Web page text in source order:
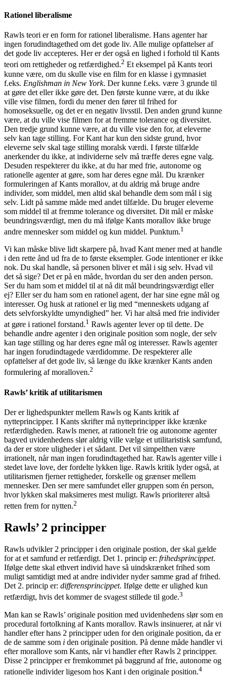
Rationel liberalisme
Rawls teori er en form for rationel liberalisme. Hans agenter har
ingen forudindtagethed om det gode liv. Alle mulige opfattelser af
det gode liv accepteres. Her er der også en lighed i forhold til Kants
teori om rettigheder og retfærdighed.2 Et eksempel på Kants teori
kunne være, om du skulle vise en film for en klasse i gymnasiet
f.eks. Englishman in New York. Der kunne f.eks. være 3 grunde til
at gøre det eller ikke gøre det. Den første kunne være, at du ikke
ville vise filmen, fordi du mener den fører til frihed for
homoseksuelle, og det er en negativ livsstil. Den anden grund kunne
være, at du ville vise filmen for at fremme tolerance og diversitet.
Den tredje grund kunne være, at du ville vise den for, at eleverne
selv kan tage stilling. For Kant har kun den sidste grund, hvor
eleverne selv skal tage stilling moralsk værdi. I første tilfælde
anerkender du ikke, at individerne selv må træffe deres egne valg.
Desuden respekterer du ikke, at du har med frie, autonome og
rationelle agenter at gøre, som har deres egne mål. Du krænker
formuleringen af Kants morallov, at du aldrig må bruge andre
individer, som middel, men altid skal behandle dem som mål i sig
selv. Lidt på samme måde med andet tilfælde. Du bruger eleverne
som middel til at fremme tolerance og diversitet. Dit mål er måske
beundringsværdigt, men du må ifølge Kants morallov ikke bruge
andre mennesker som middel og kun middel. Punktum.1
Vi kan måske blive lidt skarpere på, hvad Kant mener med at handle
i den rette ånd ud fra de to første eksempler. Gode intentioner er ikke
nok. Du skal handle, så personen bliver et mål i sig selv. Hvad vil
det så sige? Det er på en måde, hvordan du ser den anden person.
Ser du ham som et middel til at nå dit mål beundringsværdigt eller
ej? Eller ser du ham som en rationel agent, der har sine egne mål og
interesser. Og husk at rationel er lig med “menneskets udgang af
dets selvforskyldte umyndighed” her. Vi har altså med frie individer
at gøre i rationel forstand.1 Rawls agenter lever op til dette. De
behandle andre agenter i den originale position som nogle, der selv
kan tage stilling og har deres egne mål og interesser. Rawls agenter
har ingen forudindtagede værdidomme. De respekterer alle
opfattelser af det gode liv, så længe du ikke krænker Kants anden
formulering af moralloven.2
Rawls’ kritik af utilitarismen
Der er lighedspunkter mellem Rawls og Kants kritik af
nytteprincipper. I Kants skrifter må nytteprincipper ikke krænke
retfærdigheden. Rawls mener, at rationelt frie og autonome agenter
bagved uvidenhedens slør aldrig ville vælge et utilitaristisk samfund,
da der er store uligheder i et sådant. Det vil simpelthen være
irrationelt, når man ingen forudindtagethed har. Rawls agenter ville i
stedet lave love, der fordelte lykken lige. Rawls kritik lyder også, at
utilitarismen fjerner rettigheder, forskelle og grænser mellem
mennesker. Den ser mere samfundet eller gruppen som én person,
hvor lykken skal maksimeres mest muligt. Rawls prioriterer altså
retten frem for nytten.2
Rawls’ 2 principper
Rawls udvikler 2 principper i den originale postion, der skal gælde
for at et samfund er retfærdigt. Det 1. princip er: frihedsprincippet.
Ifølge dette skal ethvert individ have så uindskrænket frihed som
muligt samtidigt med at andre individer nyder samme grad af frihed.
Det 2. princip er: differensprincippet. Ifølge dette er ulighed kun
retfærdigt, hvis det kommer de svagest stillede til gode.3
Man kan se Rawls’ originale position med uvidenhedens slør som en
procedural fortolkning af Kants morallov. Rawls insinuerer, at når vi
handler efter hans 2 principper uden for den originale position, da er
de de samme som i den originale position. På denne måde handler vi
efter morallove som Kants, når vi handler efter Rawls 2 principper.
Disse 2 principper er fremkommet på baggrund af frie, autonome og
rationelle individer ligesom hos Kant i den originale position.4